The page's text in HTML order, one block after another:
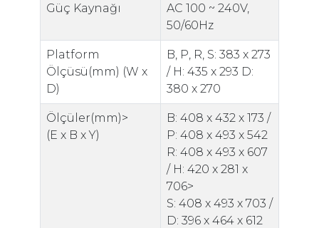
Güç Kaynağı
AC 100 ~ 240V,
50/60Hz
Platform
Ölçüsü(mm) (W x
D)
B, P, R, S: 383 x 273
/ H: 435 x 293 D:
380 x 270
Ölçüler(mm)>
(E x B x Y)
B: 408 x 432 x 173 /
P: 408 x 493 x 542
R: 408 x 493 x 607
/ H: 420 x 281 x
706>
S: 408 x 493 x 703 /
D: 396 x 464 x 612